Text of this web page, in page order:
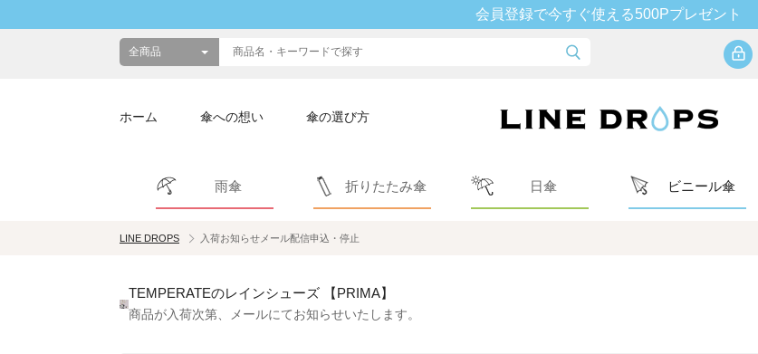
会員登録で今すぐ使える500Pプレゼント
ホーム 傘への想い 傘の選び方
雨傘 折りたたみ傘 日傘 ビニール傘
LINE DROPS 入荷お知らせメール配信申込・停止
TEMPERATEのレインシューズ 【PRIMA】
商品が入荷次第、メールにてお知らせいたします。